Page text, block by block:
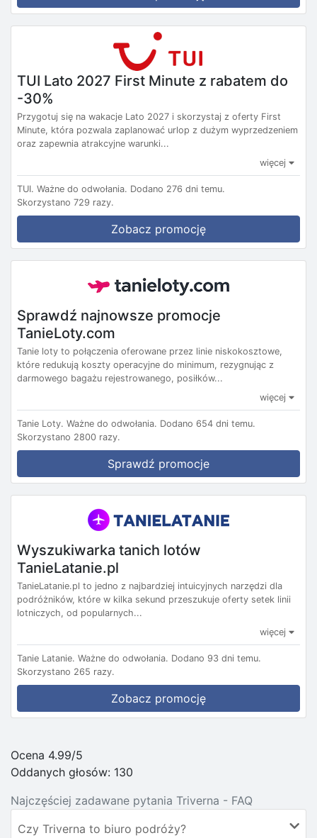
TUI Lato 2027 First Minute z rabatem do
-30%
Przygotuj się na wakacje Lato 2027 i skorzystaj z oferty First
Minute, która pozwala zaplanować urlop z dużym wyprzedzeniem
oraz zapewnia atrakcyjne warunki...
więcej
TUI. Ważne do odwołania. Dodano 276 dni temu.
Skorzystano 729 razy.
Zobacz promocję
Sprawdź najnowsze promocje
TanieLoty.com
Tanie loty to połączenia oferowane przez linie niskokosztowe,
które redukują koszty operacyjne do minimum, rezygnując z
darmowego bagażu rejestrowanego, posiłków...
więcej
Tanie Loty. Ważne do odwołania. Dodano 654 dni temu.
Skorzystano 2800 razy.
Sprawdź promocje
Wyszukiwarka tanich lotów
TanieLatanie.pl
TanieLatanie.pl to jedno z najbardziej intuicyjnych narzędzi dla
podróżników, które w kilka sekund przeszukuje oferty setek linii
lotniczych, od popularnych...
więcej
Tanie Latanie. Ważne do odwołania. Dodano 93 dni temu.
Skorzystano 265 razy.
Zobacz promocję
Ocena 4.99/5
Oddanych głosów: 130
Najczęściej zadawane pytania Triverna - FAQ
Czy Triverna to biuro podróży?